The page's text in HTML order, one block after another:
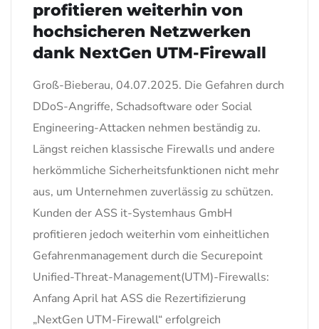
profitieren weiterhin von
hochsicheren Netzwerken
dank NextGen UTM-Firewall
Groß-Bieberau, 04.07.2025. Die Gefahren durch
DDoS-Angriffe, Schadsoftware oder Social
Engineering-Attacken nehmen beständig zu.
Längst reichen klassische Firewalls und andere
herkömmliche Sicherheitsfunktionen nicht mehr
aus, um Unternehmen zuverlässig zu schützen.
Kunden der ASS it-Systemhaus GmbH
profitieren jedoch weiterhin vom einheitlichen
Gefahrenmanagement durch die Securepoint
Unified-Threat-Management(UTM)-Firewalls:
Anfang April hat ASS die Rezertifizierung
„NextGen UTM-Firewall“ erfolgreich